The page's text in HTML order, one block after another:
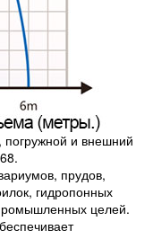
и внешний
прудов,
гидропонных
целей.